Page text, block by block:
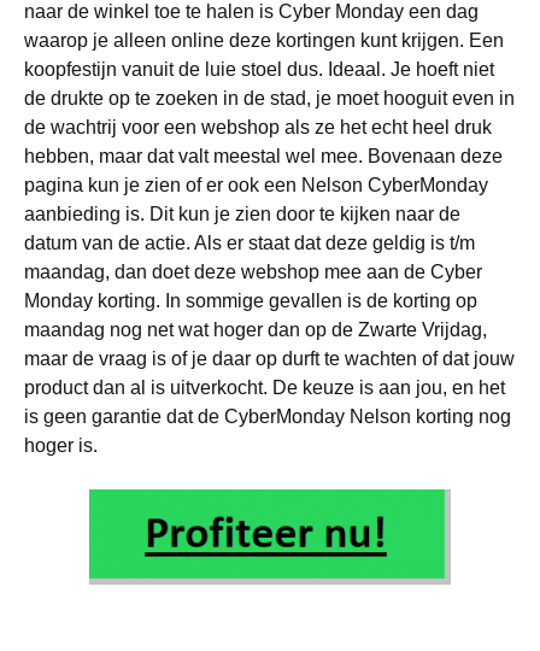
naar de winkel toe te halen is Cyber Monday een dag
waarop je alleen online deze kortingen kunt krijgen. Een
koopfestijn vanuit de luie stoel dus. Ideaal. Je hoeft niet
de drukte op te zoeken in de stad, je moet hooguit even in
de wachtrij voor een webshop als ze het echt heel druk
hebben, maar dat valt meestal wel mee. Bovenaan deze
pagina kun je zien of er ook een Nelson CyberMonday
aanbieding is. Dit kun je zien door te kijken naar de
datum van de actie. Als er staat dat deze geldig is t/m
maandag, dan doet deze webshop mee aan de Cyber
Monday korting. In sommige gevallen is de korting op
maandag nog net wat hoger dan op de Zwarte Vrijdag,
maar de vraag is of je daar op durft te wachten of dat jouw
product dan al is uitverkocht. De keuze is aan jou, en het
is geen garantie dat de CyberMonday Nelson korting nog
hoger is.